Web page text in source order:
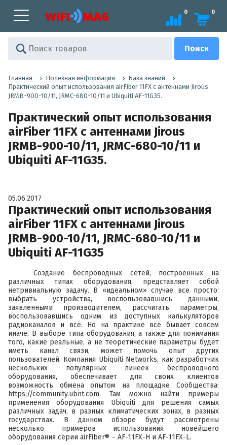
0 0
Главная Полезная информация
База знаний
Практический опыт использования airFiber 11FX с антеннами Jirous
JRMB-900-10/11, JRMC-680-10/11 и Ubiquiti AF-11G35.
Практический опыт использования
airFiber 11FX с антеннами Jirous
JRMB-900-10/11, JRMC-680-10/11 и
Ubiquiti AF-11G35.
05.06.2017
Практический опыт использования
airFiber 11FX с антеннами Jirous
JRMB-900-10/11, JRMC-680-10/11 и
Ubiquiti AF-11G35
Создание беспроводных сетей, построенных на
различных типах оборудования, представляет собой
нетривиальную задачу. В «идеальном» случае все просто:
выбрать устройства, воспользовавшись данными,
заявленными производителем, рассчитать параметры,
воспользовавшись одним из доступных калькуляторов
радиоканалов и всё. Но на практике всё бывает совсем
иначе. В выборе типа оборудования, а также для понимания
того, какие реальные, а не теоретические параметры будет
иметь канал связи, может помочь опыт других
пользователей. Компания Ubiquiti Networks, как разработчик
нескольких популярных линеек беспроводного
оборудования, обеспечивает для своих клиентов
возможность обмена опытом на площадке Сообщества:
https://community.ubnt.com. Там можно найти примеры
применения оборудования Ubiquiti для решения самых
различных задач, в разных климатических зонах, в разных
государствах. В данном обзоре будут рассмотрены
несколько примеров использования новейшего
оборудования серии airFiber® – AF-11FX-H и AF-11FX-L.